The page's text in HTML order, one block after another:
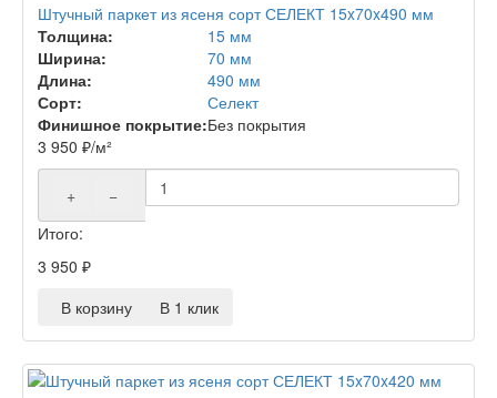
Штучный паркет из ясеня сорт СЕЛЕКТ 15x70x490 мм
Толщина:
15 мм
Ширина:
70 мм
Длина:
490 мм
Сорт:
Селект
Финишное покрытие:Без покрытия
3 950 ₽/м²
+
−
Итого:
3 950 ₽
В корзину
В 1 клик